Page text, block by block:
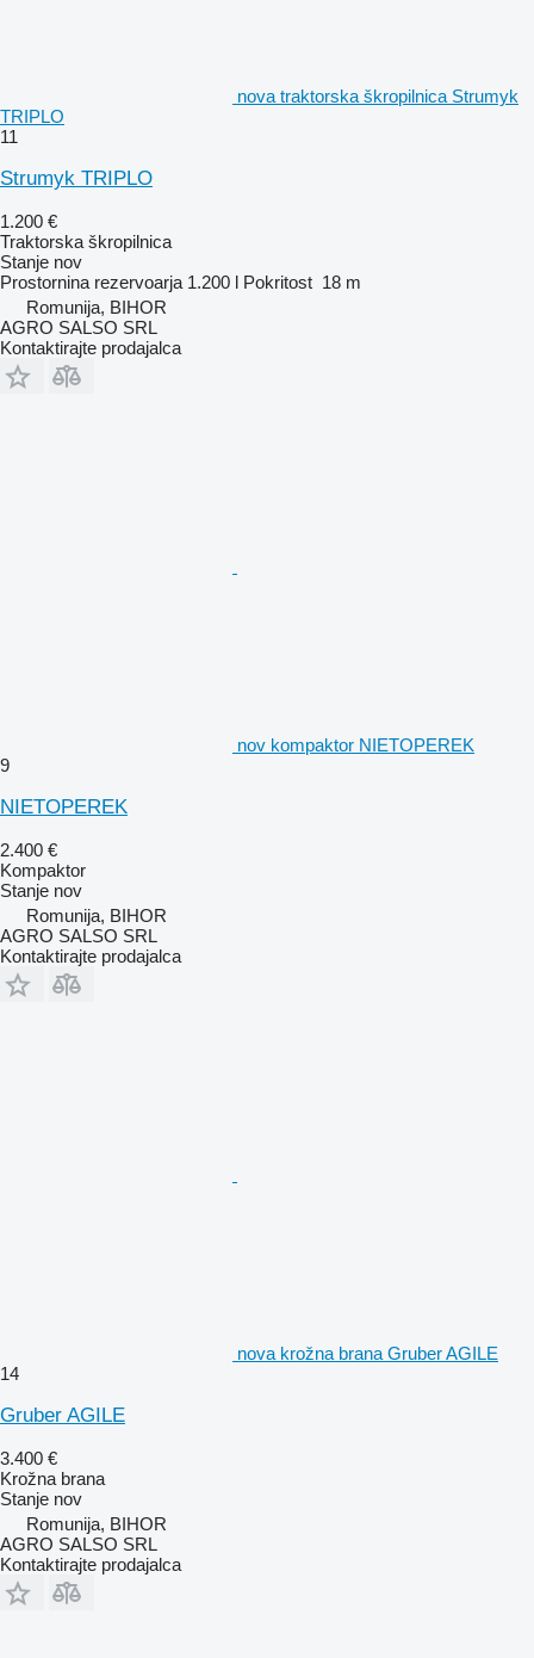
nova traktorska škropilnica Strumyk
TRIPLO
11
Strumyk TRIPLO
1.200 €
Traktorska škropilnica
Stanje nov
Prostornina rezervoarja 1.200 l Pokritost 18 m
Romunija, BIHOR
AGRO SALSO SRL
Kontaktirajte prodajalca
nov kompaktor NIETOPEREK
9
NIETOPEREK
2.400 €
Kompaktor
Stanje nov
Romunija, BIHOR
AGRO SALSO SRL
Kontaktirajte prodajalca
nova krožna brana Gruber AGILE
14
Gruber AGILE
3.400 €
Krožna brana
Stanje nov
Romunija, BIHOR
AGRO SALSO SRL
Kontaktirajte prodajalca